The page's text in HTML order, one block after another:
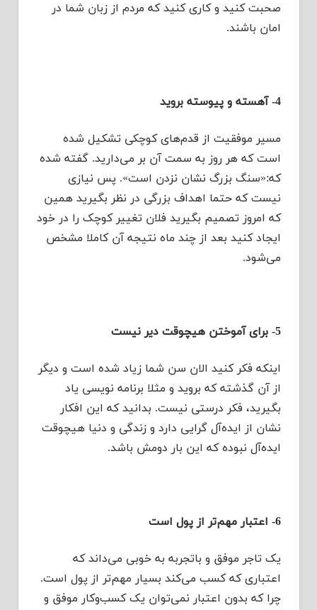
صحبت کنید و کاری کنید که مردم از زبان شما در
امان باشند.
4- آهسته و پیوسته بروید
مسیر موفقیت از قدم‌های کوچکی تشکیل شده
است که هر روز به سمت آن بر می‌دارید. گفته شده
که:«سنگ بزرگ نشان نزدن است». پس نیازی
نیست که حتما اهداف بزرگی در نظر بگیرید همین
که امروز تصمیم بگیرید فلان تغییر کوچک را در خود
ایجاد کنید بعد از چند ماه نتیجه آن کاملا مشخص
می‌شود.
5- برای آموختن هیچوقت دیر نیست
اینکه فکر کنید الان سن شما زیاد شده است و دیگر
از آن گذشته که بروید و مثلا برنامه نویسی یاد
بگیرید، فکر درستی نیست. بدانید که این افکار
نشان از ایده‌آل گرایی دارد و زندگی و دنیا هیچوقت
ایده‌آل نبوده که این بار دومش باشد.
6- اعتبار مهم‌تر از پول است
یک تاجر موفق و باتجربه به خوبی می‌داند که
اعتباری که کسب می‌کند بسیار مهم‌تر از پول است.
چرا که بدون اعتبار نمی‌توان یک کسب‌وکار موفق و